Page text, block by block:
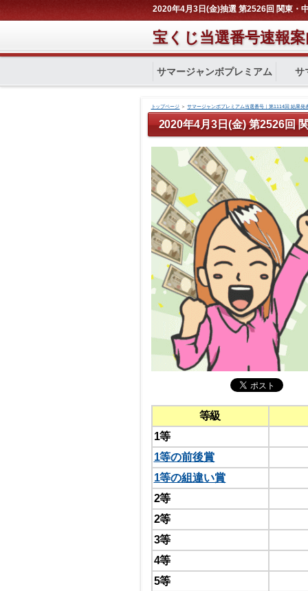
2020年4月3日(金)抽選 第2526回 関東・
宝くじ当選番号速報
サマージャンボプレミアム サ
トップページ ＞サマージャンボプレミアム当選番号｜第1114回 結果発
2020年4月3日(金) 第2526回
等級
1等
1等の前後賞
1等の組違い賞
2等
2等
3等
4等
5等